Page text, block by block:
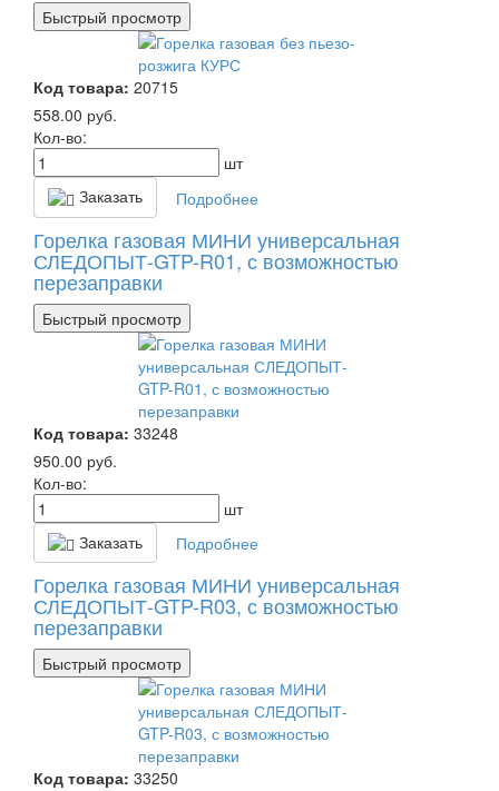
Быстрый просмотр
Код товара: 20715
558.00 руб.
Кол-во:
шт
Заказать
Подробнее
Горелка газовая МИНИ универсальная
СЛЕДОПЫТ-GTP-R01, с возможностью
перезаправки
Быстрый просмотр
Код товара: 33248
950.00 руб.
Кол-во:
шт
Заказать
Подробнее
Горелка газовая МИНИ универсальная
СЛЕДОПЫТ-GTP-R03, с возможностью
перезаправки
Быстрый просмотр
Код товара: 33250